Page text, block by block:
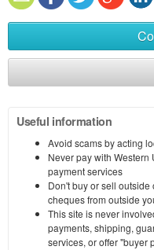
Useful information
Avoid scams by acting
Never pay with
payment services
Don't buy or sell outside
cheques from outside
This site is never
payments, shipping,
services, or offer "buyer